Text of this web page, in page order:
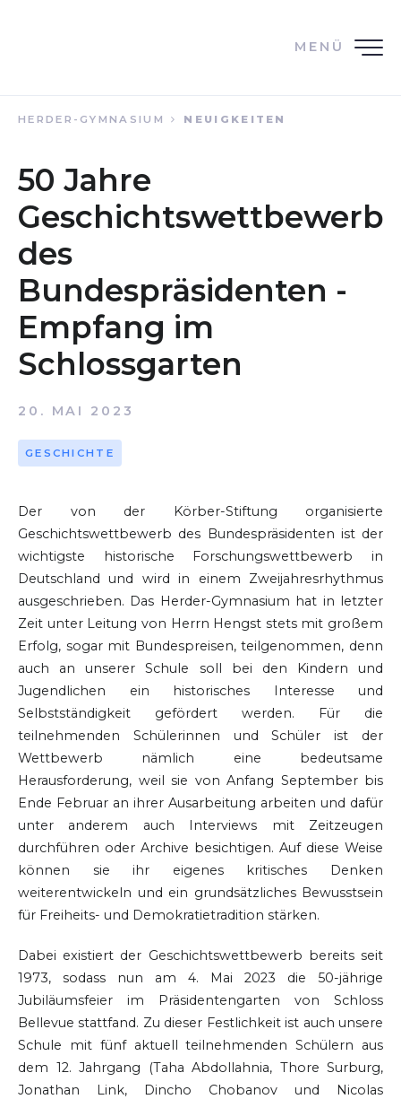
MENÜ
HERDER-GYMNASIUM NEUIGKEITEN
50 Jahre
Geschichtswettbewerb
des
Bundespräsidenten -
Empfang im
Schlossgarten
20. MAI 2023
GESCHICHTE
Der von der Körber-Stiftung organisierte
Geschichtswettbewerb des Bundespräsidenten ist der
wichtigste historische Forschungswettbewerb in
Deutschland und wird in einem Zweijahresrhythmus
ausgeschrieben. Das Herder-Gymnasium hat in letzter
Zeit unter Leitung von Herrn Hengst stets mit großem
Erfolg, sogar mit Bundespreisen, teilgenommen, denn
auch an unserer Schule soll bei den Kindern und
Jugendlichen ein historisches Interesse und
Selbstständigkeit gefördert werden. Für die
teilnehmenden Schülerinnen und Schüler ist der
Wettbewerb nämlich eine bedeutsame
Herausforderung, weil sie von Anfang September bis
Ende Februar an ihrer Ausarbeitung arbeiten und dafür
unter anderem auch Interviews mit Zeitzeugen
durchführen oder Archive besichtigen. Auf diese Weise
können sie ihr eigenes kritisches Denken
weiterentwickeln und ein grundsätzliches Bewusstsein
für Freiheits- und Demokratietradition stärken.
Dabei existiert der Geschichtswettbewerb bereits seit
1973, sodass nun am 4. Mai 2023 die 50-jährige
Jubiläumsfeier im Präsidentengarten von Schloss
Bellevue stattfand. Zu dieser Festlichkeit ist auch unsere
Schule mit fünf aktuell teilnehmenden Schülern aus
dem 12. Jahrgang (Taha Abdollahnia, Thore Surburg,
Jonathan Link, Dincho Chobanov und Nicolas